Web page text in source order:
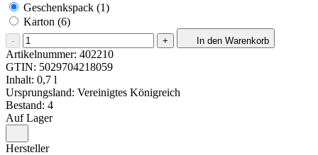
Geschenkspack (1)
Karton (6)
- + In den Warenkorb
Artikelnummer: 402210
GTIN: 5029704218059
Inhalt: 0,7 l
Ursprungsland: Vereinigtes Königreich
Bestand: 4
Auf Lager
Hersteller